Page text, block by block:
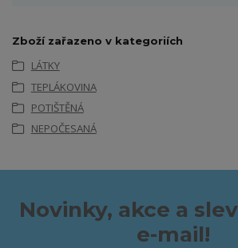
Zboží zařazeno v kategoriích
LÁTKY
TEPLÁKOVINA
POTIŠTĚNÁ
NEPOČESANÁ
Novinky, akce a
e-mail!